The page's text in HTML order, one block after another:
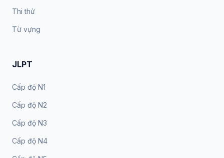
Thi thử
Từ vựng
JLPT
Cấp độ N1
Cấp độ N2
Cấp độ N3
Cấp độ N4